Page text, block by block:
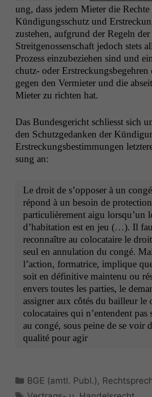
ung, dass jedem Mieter die Rechte
Kündi­gungss­chutz und
zuste­hen, auf­grund der Regeln
Stre­itgenossen­schaft jedoch stets
Prozess einzubeziehen sind und
chutz- oder Erstreck­ungs­begehren
gegen den Ver­mi­eter und die
Mieter zu richt­en hat.
Das Bun­des­gericht schliesst sich
den Schutzgedanken der
Erstreck­ungs­bes­tim­mungen
sung an:
Le droit de s’op­pos­er à un
répond à un besoin de
par­ti­c­ulière­ment aigu lorsqu’un
d’habi­ta­tion est en jeu (…). Il
recon­naître au colo­cataire le
seul en annu­la­tion du con­gé.
l’ac­tion, for­ma­trice, implique
soit en défini­tive main­tenu ou
envers toutes les par­ties, le
assign­er aux côtés du bailleur le
colo­cataires qui n’en­ten­dent pas
au con­gé, sous peine de se voir
qual­ité pour agir
Kategorien
BGE (amtl. Publ.) ,
Schlagwörter